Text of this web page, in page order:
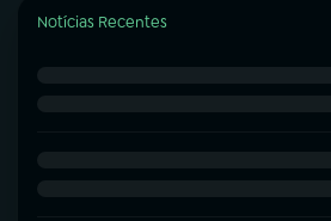
Notícias Recentes